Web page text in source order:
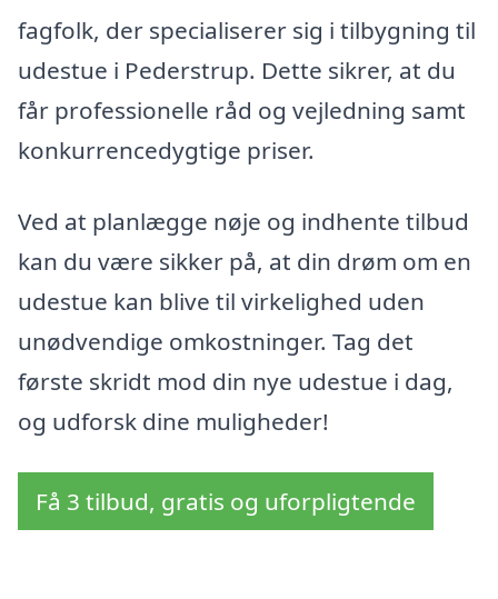
fagfolk, der specialiserer sig i tilbygning til
udestue i Pederstrup. Dette sikrer, at du
får professionelle råd og vejledning samt
konkurrencedygtige priser.
Ved at planlægge nøje og indhente tilbud
kan du være sikker på, at din drøm om en
udestue kan blive til virkelighed uden
unødvendige omkostninger. Tag det
første skridt mod din nye udestue i dag,
og udforsk dine muligheder!
Få 3 tilbud, gratis og uforpligtende